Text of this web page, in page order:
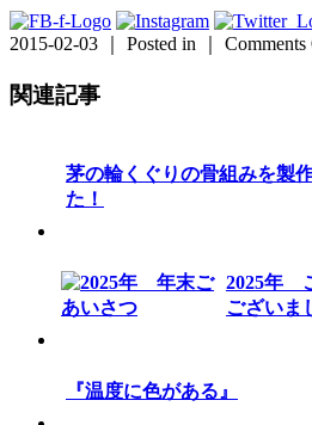
2015-02-03 ｜ Posted in ｜ Comments
関連記事
茅の輪くぐりの骨組みを製
た！
2025年
ございま
『温度に色がある』